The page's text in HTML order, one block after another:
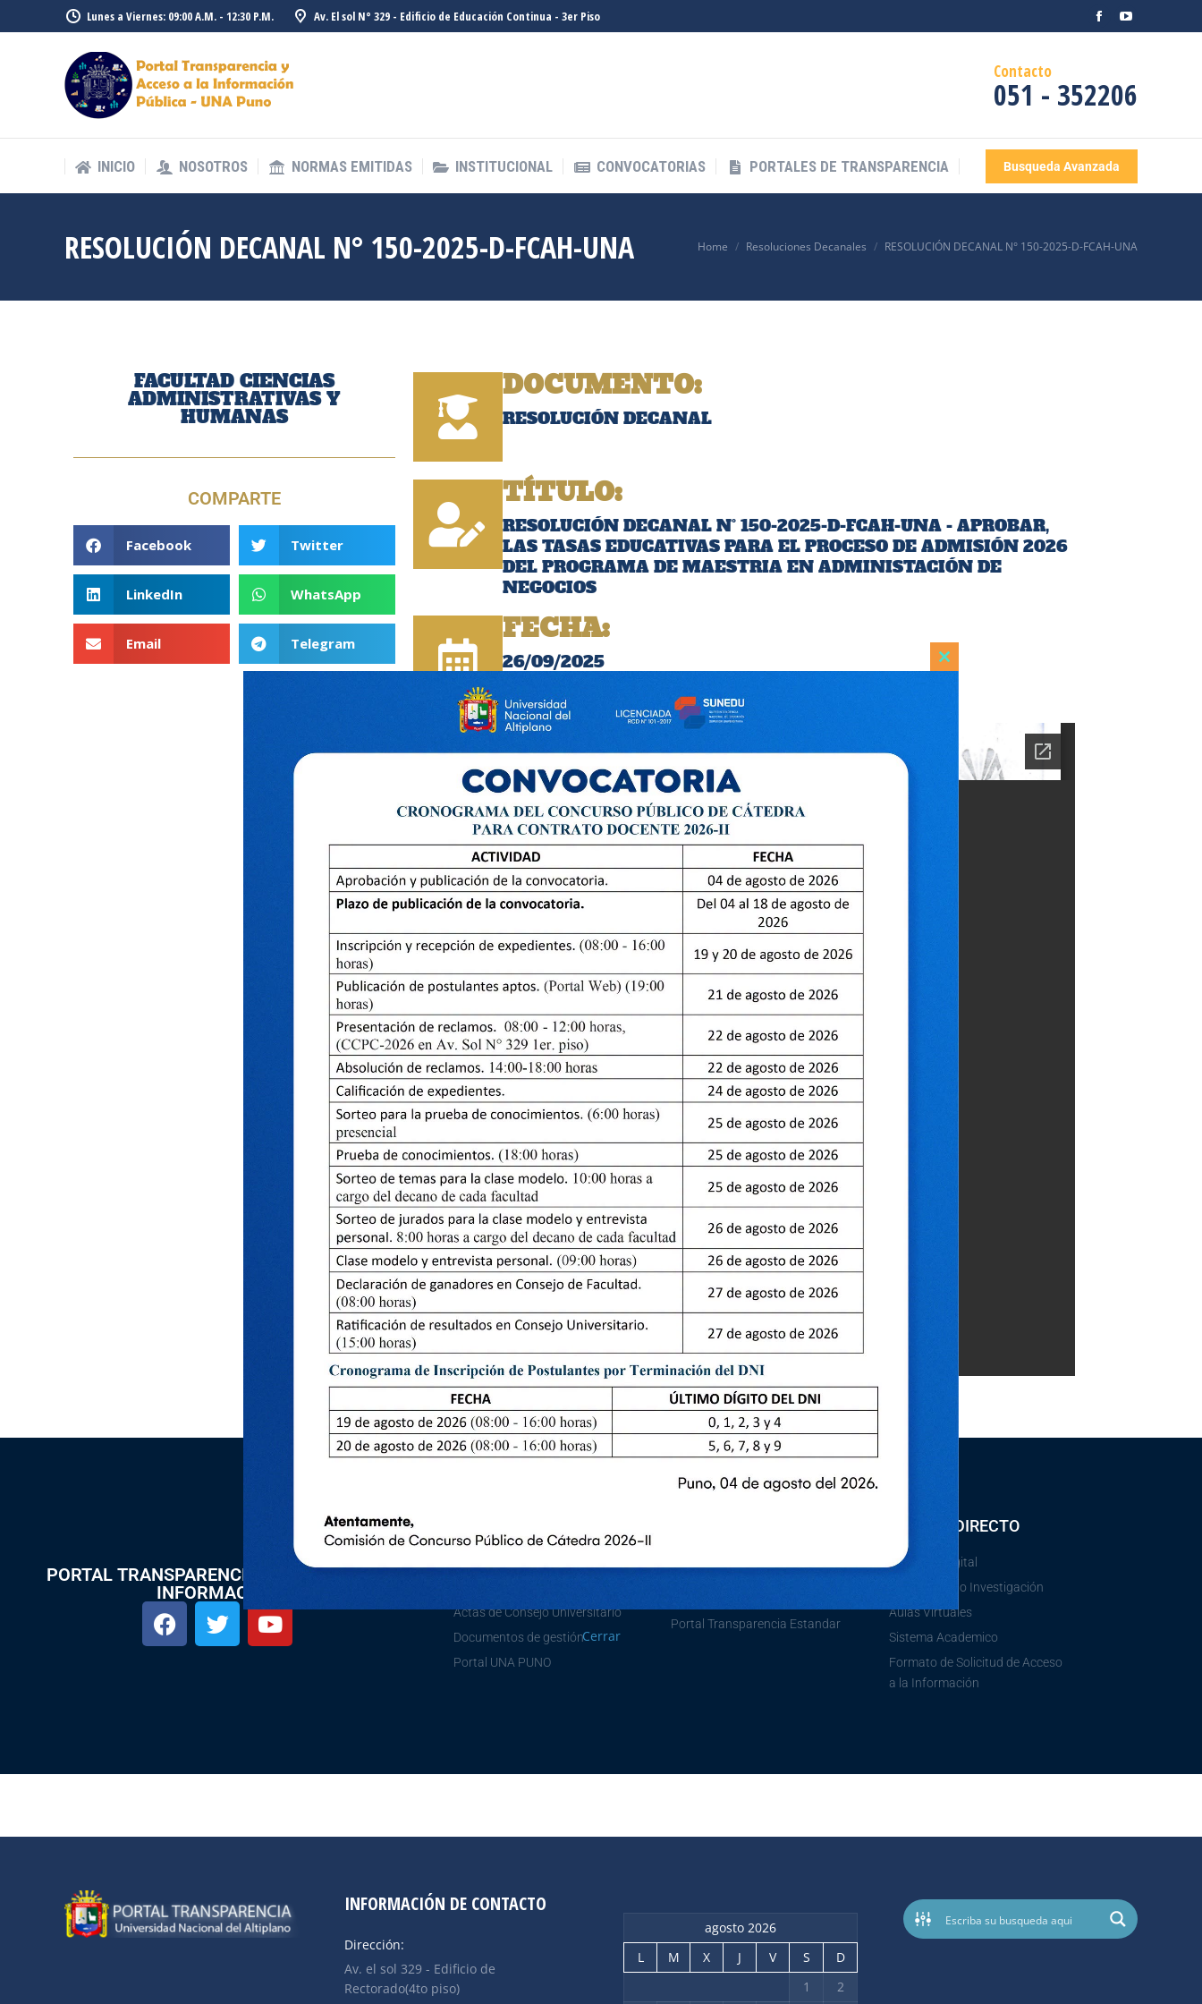
Lunes a Viernes: 09:00 A.M. - 12:30 P.M. Av. El sol N° 329 - Edificio de Educación Continua - 3er Piso
Contacto
051 - 352206
INICIO NOSOTROS NORMAS EMITIDAS INSTITUCIONAL CONVOCATORIAS PORTALES DE TRANSPARENCIA Busqueda Avanzada
RESOLUCIÓN DECANAL N° 150-2025-D-FCAH-UNA You are here:
Home Resoluciones Decanales RESOLUCIÓN DECANAL N° 150-2025-D-FCAH-UNA
FACULTAD CIENCIAS
ADMINISTRATIVAS Y
HUMANAS
COMPARTE
Facebook Twitter
LinkedIn WhatsApp
Email Telegram
DOCUMENTO:
RESOLUCIÓN DECANAL
TÍTULO:
RESOLUCIÓN DECANAL N° 150-2025-D-FCAH-UNA - APROBAR,
LAS TASAS EDUCATIVAS PARA EL PROCESO DE ADMISIÓN 2026
DEL PROGRAMA DE MAESTRIA EN ADMINISTACIÓN DE
NEGOCIOS
FECHA:
26/09/2025
Descargar
PORTAL TRANSPARENCIA Y ACCESO A LA
INFORMACIÓN
Actas de Consejo Universitario
Documentos de gestión
Portal UNA PUNO
Portal Transparencia Estandar
ACCESO DIRECTO
Gobierno Digital
Vicerectorado Investigación
Aulas Virtuales
Sistema Academico
Formato de Solicitud de Acceso
a la Información
INFORMACIÓN DE CONTACTO
Dirección:
Av. el sol 329 - Edificio de
Rectorado(4to piso)
agosto 2026
L
M X J V S
D
1
2
Close
Cerrar
INICIO NOSOTROS NORMAS EMITIDAS INSTITUCIONAL CONVOCATORIAS PORTALES DE TRANSPARENCIA